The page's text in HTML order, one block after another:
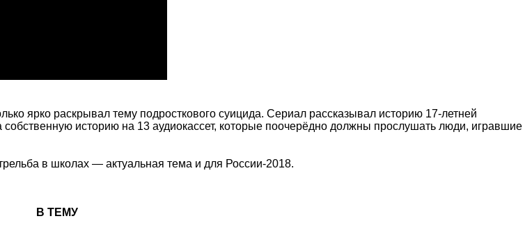
ярко раскрывал тему подросткового суицида. Сериал рассказывал историю 17-летней
историю на 13 аудиокассет, которые поочерёдно должны прослушать люди, игравшие
в школах — актуальная тема и для России-2018.
В ТЕМУ